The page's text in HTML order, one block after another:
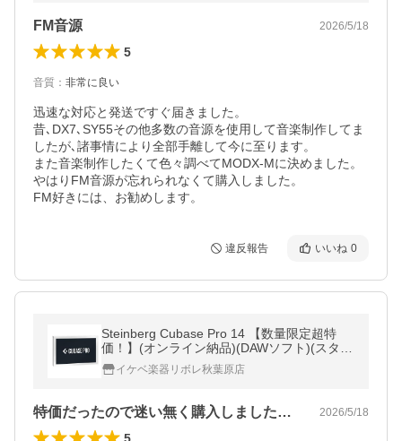
FM音源 2026/5/18
5
音質 ： 非常に良い
迅速な対応と発送ですぐ届きました。
昔､DX7､SY55その他多数の音源を使用して音楽制作してま
したが､諸事情により全部手離して今に至ります。
また音楽制作したくて色々調べてMODX-Mに決めました。
やはりFM音源が忘れられなくて購入しました。
FM好きには、お勧めします。
違反報告 いいね 0
Steinberg Cubase Pro 14 【数量限定超特
価！】(オンライン納品)(DAWソフト)(スタイ
ンバーグ)(キューベース)
イケベ楽器リボレ秋葉原店
特価だったので迷い無く購入しました。か… 2026/5/18
5